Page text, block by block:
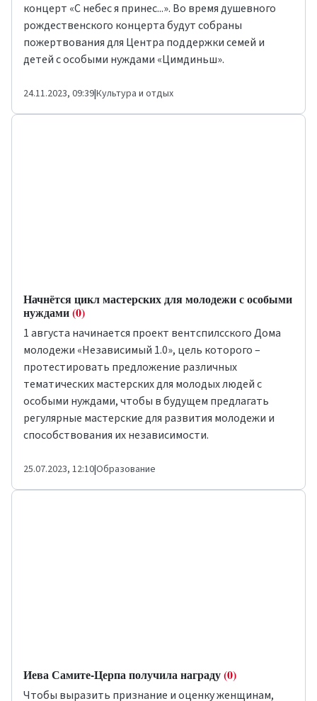
концерт «С небес я принес...». Во время душевного
рождественского концерта будут собраны
пожертвования для Центра поддержки семей и
детей с особыми нуждами «Цимдиньш».
24.11.2023, 09:39|Культура и отдых
Начнётся цикл мастерских для молодежи с особыми
нуждами(0)
1 августа начинается проект вентспилсского Дома
молодежи «Независимый 1.0», цель которого –
протестировать предложение различных
тематических мастерских для молодых людей с
особыми нуждами, чтобы в будущем предлагать
регулярные мастерские для развития молодежи и
способствования их независимости.
25.07.2023, 12:10|Образование
Иева Самите-Церпа получила награду(0)
Чтобы выразить признание и оценку женщинам,